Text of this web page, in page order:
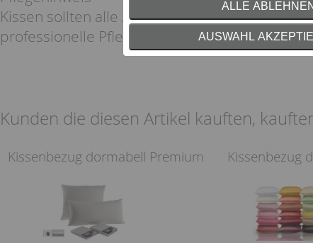
ALLE ABLEHNEN
AUSWAHL
Kissen sollten alle zwei bis drei Jahre (oder je
professionelle Pflege bekommen.
Kunden die diesen Artikel kauften,
Kissenbezug dormabell Premium Kissenbezug